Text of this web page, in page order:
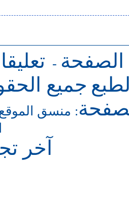
الصفحة -
جميع
: منسق
آخر